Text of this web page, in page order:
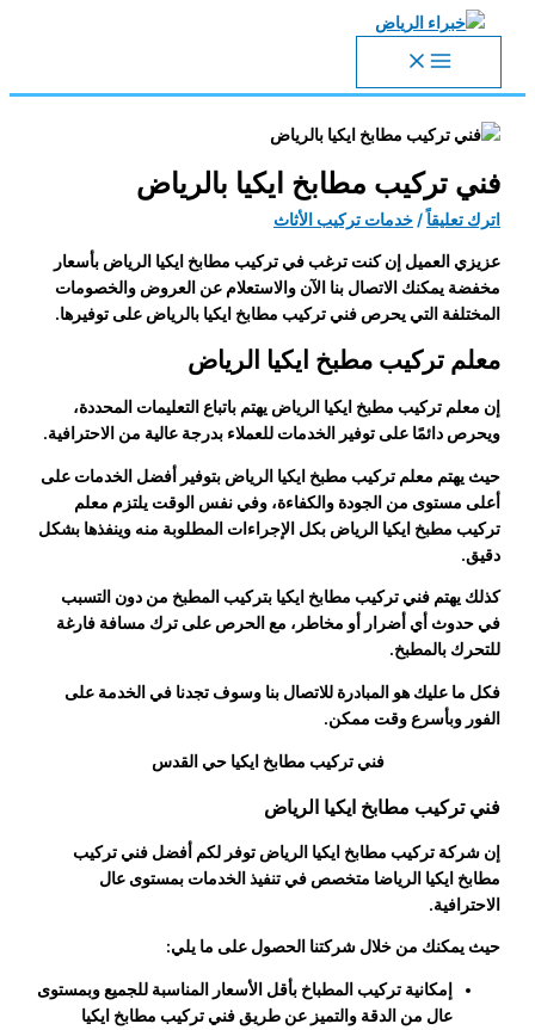
تخطي
فني تركيب مطابخ ايكيا بالرياض
اترك تعليقاً /خدمات تركيب الأثاث
عزيزي العميل إن كنت ترغب في تركيب مطابخ ايكيا الرياض بأسعار
مخفضة يمكنك الاتصال بنا الآن والاستعلام عن العروض والخصومات
المختلفة التي يحرص فني تركيب مطابخ ايكيا بالرياض على توفيرها.
معلم تركيب مطبخ ايكيا الرياض
إن معلم تركيب مطبخ ايكيا الرياض يهتم باتباع التعليمات المحددة،
ويحرص دائمًا على توفير الخدمات للعملاء بدرجة عالية من الاحترافية.
حيث يهتم معلم تركيب مطبخ ايكيا الرياض بتوفير أفضل الخدمات على
أعلى مستوى من الجودة والكفاءة، وفي نفس الوقت يلتزم معلم
تركيب مطبخ ايكيا الرياض بكل الإجراءات المطلوبة منه وينفذها بشكل
دقيق.
كذلك يهتم فني تركيب مطابخ ايكيا بتركيب المطبخ من دون التسبب
في حدوث أي أضرار أو مخاطر، مع الحرص على ترك مسافة فارغة
للتحرك بالمطبخ.
فكل ما عليك هو المبادرة للاتصال بنا وسوف تجدنا في الخدمة على
الفور وبأسرع وقت ممكن.
فني تركيب مطابخ ايكيا حي القدس
فني تركيب مطابخ ايكيا الرياض
إن شركة تركيب مطابخ ايكيا الرياض توفر لكم أفضلفني تركيب
مطابخ ايكيا الرياضا متخصص في تنفيذ الخدمات بمستوى عال
الاحترافية.
حيث يمكنك من خلال شركتنا الحصول على ما يلي:
إمكانية تركيب المطباخ بأقل الأسعار المناسبة للجميع وبمستوى
عال من الدقة والتميز عن طريقفني تركيب مطابخ ايكيا